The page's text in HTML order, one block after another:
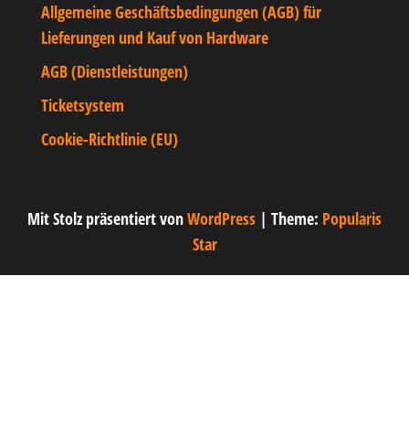
Allgemeine Geschäftsbedingungen (AGB) für
Lieferungen und Kauf von Hardware
AGB (Dienstleistungen)
Ticketsystem
Cookie-Richtlinie (EU)
Mit Stolz präsentiert vonWordPress | Theme: Popularis
Star